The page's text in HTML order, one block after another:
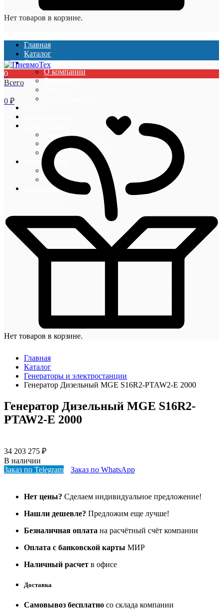
Нет товаров в корзине.
Главная
Каталог
О компании
О компании
Вакансии
Гарантии
Оплата и доставка
Акции и скидки
Информация
Блог
Новости
Контакты
0
Всего
0 ₽
Нет товаров в корзине.
Главная
Каталог
Генераторы и электростанции
Генератор Дизельный MGE S16R2-PTAW2-E 2000
Генератор Дизельный MGE S16R2-
PTAW2-E 2000
34 203 275 ₽
В наличии
Заказ по Telegram
Заказ по WhatsApp
Нет цены? Сделаем индивидуальное предложение!
Нашли дешевле? Предложим еще лучше!
Безналичная оплата на расчётный счёт компании
Оплата с банковской карты МИР
Наличный расчет в офисе
Доставка
Самовывоз бесплатно со склада компании